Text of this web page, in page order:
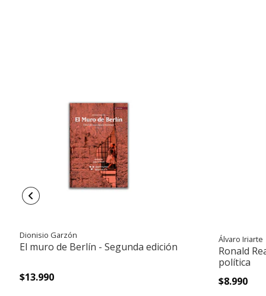
Dionisio Garzón
El muro de Berlín - Segunda edición
$13.990
Álvaro Iriarte
Ronald
política
$8.990